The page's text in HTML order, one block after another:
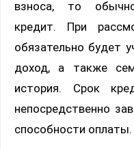
взноса, то
кредит. При
обязательно будет
доход, а также
история. Срок
непосредственно
способности оплаты.